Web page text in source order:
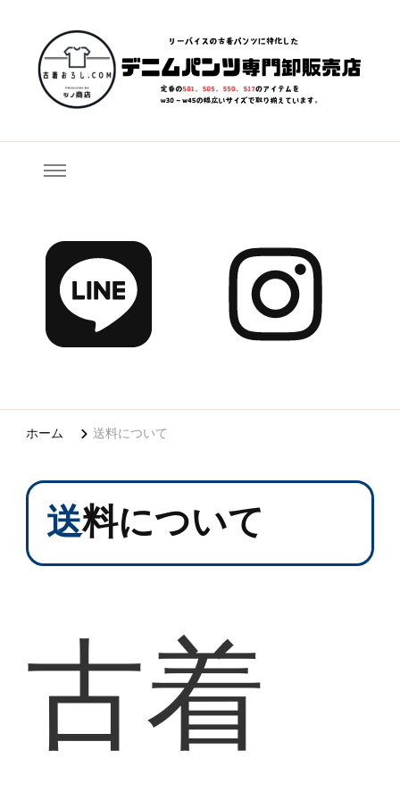
向け 古着卸売り販売なら、古着
「カーハート」などの人気デニムパンツ、ロックTシャツ、ヴィン
テージスウェットなどの人気古着を卸売り販売しています。
ホーム 送料について
送料について
古着